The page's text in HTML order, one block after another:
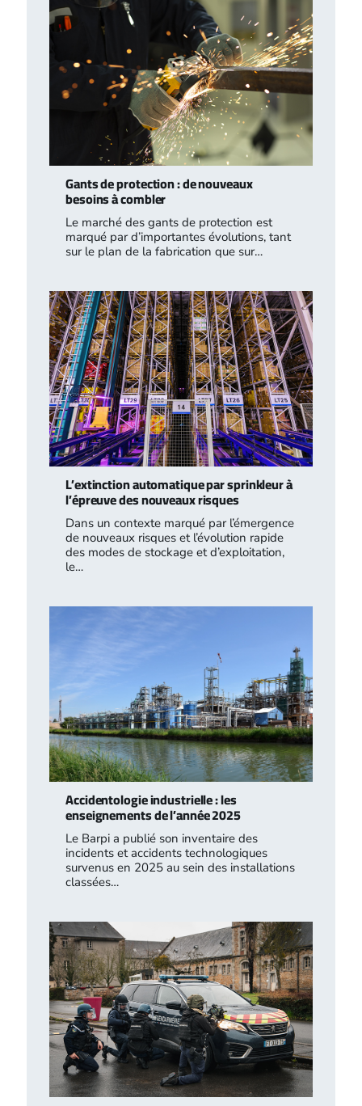
Gants de protection : de nouveaux
besoins à combler
Le marché des gants de protection est
marqué par d’importantes évolutions, tant
sur le plan de la fabrication que sur…
L’extinction automatique par sprinkleur à
l’épreuve des nouveaux risques
Dans un contexte marqué par l’émergence
de nouveaux risques et l’évolution rapide
des modes de stockage et d’exploitation,
le…
Accidentologie industrielle : les
enseignements de l’année 2025
Le Barpi a publié son inventaire des
incidents et accidents technologiques
survenus en 2025 au sein des installations
classées…